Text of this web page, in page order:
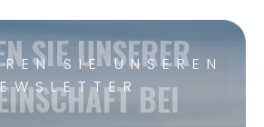
SIE UNSEREN
SIE UNSERER
BEI